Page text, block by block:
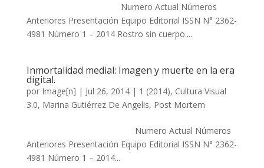
Numero Actual Números
Anteriores Presentación Equipo Editorial ISSN N° 2362-
4981 Número 1 – 2014 Rostro sin cuerpo....
Inmortalidad medial: Imagen y muerte en la era
digital.
por Image[n] | Jul 26, 2014| 1 (2014), Cultura Visual
3.0, Marina Gutiérrez De Angelis, Post Mortem
Numero Actual Números
Anteriores Presentación Equipo Editorial ISSN N° 2362-
4981 Número 1 – 2014...